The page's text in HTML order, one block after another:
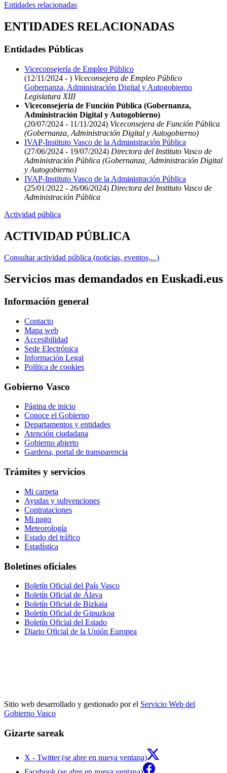
Entidades relacionadas
ENTIDADES RELACIONADAS
Entidades Públicas
Viceconsejería de Empleo Público
(12/11/2024 - ) Viceconsejera de Empleo Público
Gobernanza, Administración Digital y Autogobierno
Legislatura XIII
Viceconsejería de Función Pública (Gobernanza,
Administración Digital y Autogobierno)
(20/07/2024 - 11/11/2024) Viceconsejera de Función Pública
(Gobernanza, Administración Digital y Autogobierno)
IVAP-Instituto Vasco de la Administración Pública
(27/06/2024 - 19/07/2024) Directora del Instituto Vasco de
Administración Pública (Gobernanza, Administración Digital
y Autogobierno)
IVAP-Instituto Vasco de la Administración Pública
(25/01/2022 - 26/06/2024) Directora del Instituto Vasco de
Administración Pública
Actividad pública
ACTIVIDAD PÚBLICA
Consultar actividad pública (noticias, eventos,...)
Servicios mas demandados en Euskadi.eus
Información general
Contacto
Mapa web
Accesibilidad
Sede Electrónica
Información Legal
Política de cookies
Gobierno Vasco
Página de inicio
Conoce el Gobierno
Departamentos y entidades
Atención ciudadana
Gobierno abierto
Gardena, portal de transparencia
Trámites y servicios
Mi carpeta
Ayudas y subvenciones
Contrataciones
Mi pago
Meteorología
Estado del tráfico
Estadística
Boletines oficiales
Boletín Oficial del País Vasco
Boletín Oficial de Álava
Boletín Oficial de Bizkaia
Boletín Oficial de Gipuzkoa
Boletín Oficial del Estado
Diario Oficial de la Unión Europea
Sitio web desarrollado y gestionado por el Servicio Web del
Gobierno Vasco
Gizarte sareak
X - Twitter (se abre en nueva ventana)